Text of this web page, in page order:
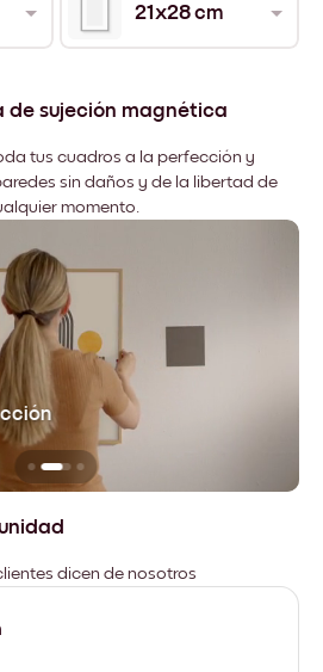
21x28 cm
de sujeción magnética
tus cuadros a la perfección y
sin daños y de la libertad de
momento.
dicen de nosotros